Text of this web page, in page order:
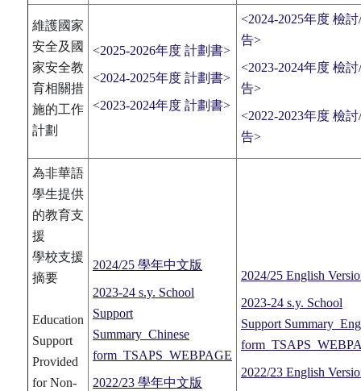
維護國家
安全及國
家安全教
育相關措
施的工作
計劃
<2025-2026年度 計劃書>
<2024-2025年度 計劃書>
<2023-2024年度 計劃書>
<2024-2025年度 檢
告>
<2023-2024年度 檢
告>
<2022-2023年度 檢
告>
為非華語
學生提供
的教育支
援
學校支援
摘要
Education
Support
Provided
for Non-
2024/25 學年中文版
2023-24 s.y. School
Support
Summary_Chinese
form_TSAPS_WEBPAGE
2022/23 學年中文版
2024/25 English
2023-24 s.y. School
Support
2022/23 English